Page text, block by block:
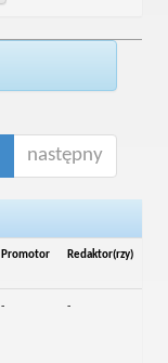
następny
Promotor Redaktor(rzy)
- -